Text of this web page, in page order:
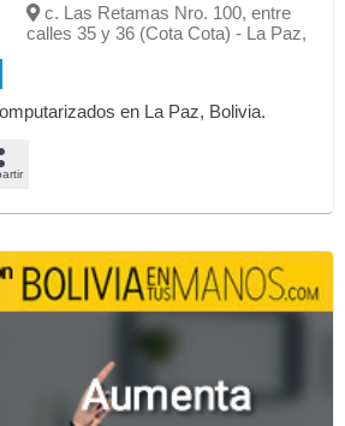
c. Las Retamas Nro. 100, entre
calles 35 y 36 (Cota Cota) - La Paz,
en La Paz, Bolivia.